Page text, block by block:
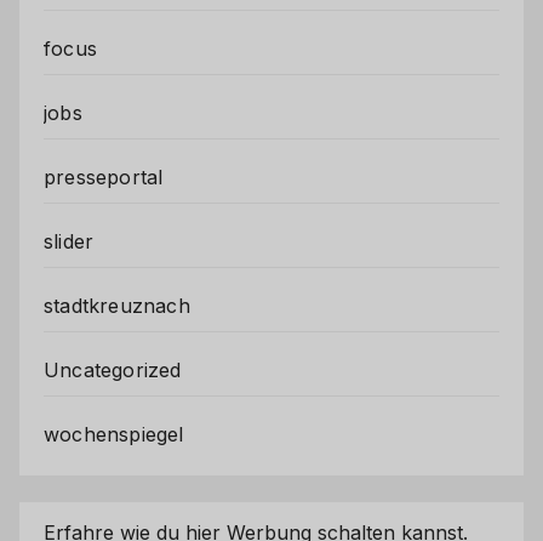
focus
jobs
presseportal
slider
stadtkreuznach
Uncategorized
wochenspiegel
Erfahre wie du hier Werbung schalten kannst.